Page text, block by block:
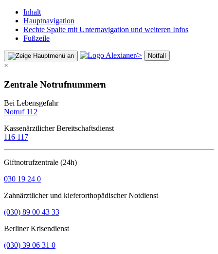
Inhalt
Hauptnavigation
Rechte Spalte mit Unternavigation und weiteren Infos
Fußzeile
/> Notfall
×
Zentrale Notrufnummern
Bei Lebensgefahr
Notruf 112
Kassenärztlicher Bereitschaftsdienst
116 117
Giftnotrufzentrale (24h)
030 19 24 0
Zahnärztlicher und kieferorthopädischer Notdienst
(030) 89 00 43 33
Berliner Krisendienst
(030) 39 06 31 0